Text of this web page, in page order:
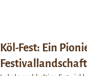
Köl-Fest: Ein
Festivallandschaft